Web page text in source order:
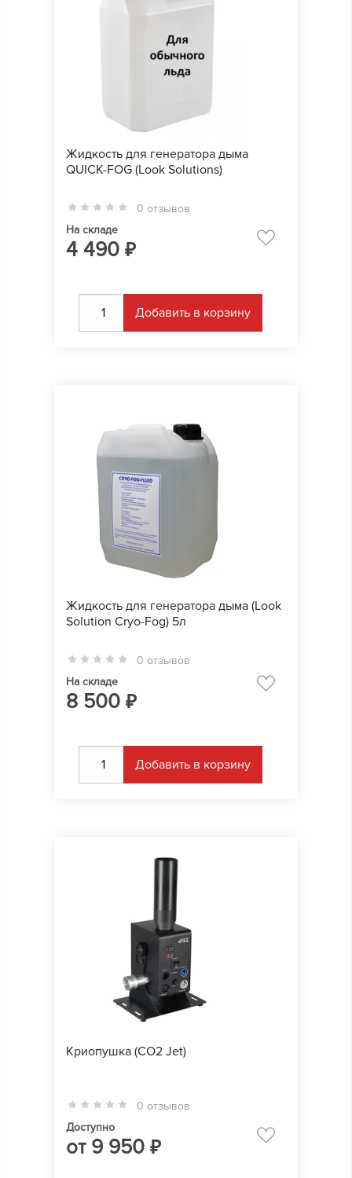
Жидкость для генератора дыма
QUICK-FOG (Look Solutions)
0 отзывов
На складе
4 490 ₽
Добавить в корзину
Жидкость для генератора дыма (Look
Solution Cryo-Fog) 5л
0 отзывов
На складе
8 500 ₽
Добавить в корзину
Криопушка (CO2 Jet)
0 отзывов
Доступно
от 9 950 ₽